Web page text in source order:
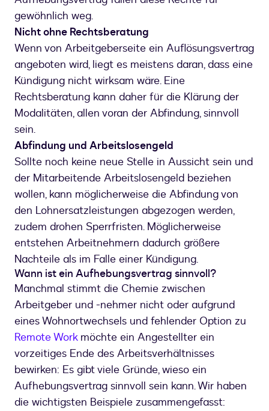
gewöhnlich weg.
Nicht ohne Rechtsberatung
Wenn von Arbeitgeberseite ein Auflösungsvertrag
angeboten wird, liegt es meistens daran, dass eine
Kündigung nicht wirksam wäre. Eine
Rechtsberatung kann daher für die Klärung der
Modalitäten, allen voran der Abfindung, sinnvoll
sein.
Abfindung und Arbeitslosengeld
Sollte noch keine neue Stelle in Aussicht sein und
der Mitarbeitende Arbeitslosengeld beziehen
wollen, kann möglicherweise die Abfindung von
den Lohnersatzleistungen abgezogen werden,
zudem drohen Sperrfristen. Möglicherweise
entstehen Arbeitnehmern dadurch größere
Nachteile als im Falle einer Kündigung.
Wann ist ein Aufhebungsvertrag sinnvoll?
Manchmal stimmt die Chemie zwischen
Arbeitgeber und -nehmer nicht oder aufgrund
eines Wohnortwechsels und fehlender Option zu
Remote Workmöchte ein Angestellter ein
vorzeitiges Ende des Arbeitsverhältnisses
bewirken: Es gibt viele Gründe, wieso ein
Aufhebungsvertrag sinnvoll sein kann. Wir haben
die wichtigsten Beispiele zusammengefasst: